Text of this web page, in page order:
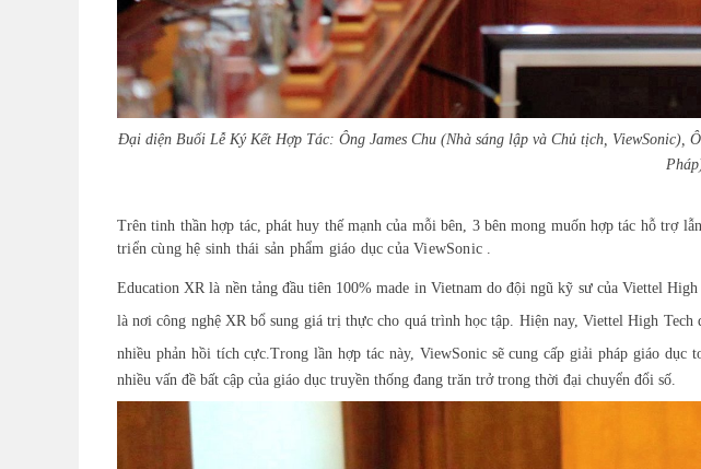
Đại diện Buổi Lễ Ký Kết Hợp Tác: Ông James Chu (Nhà sáng lập và Chủ tịch,
Trên tinh thần hợp tác, phát huy thế mạnh của mỗi bên, 3 bên mong muốn hợp tác hỗ trợ
triển cùng hệ sinh thái sản phẩm giáo dục của ViewSonic .
Education XR là nền tảng đầu tiên 100%made in Vietnam do đội ngũ kỹ sư của Viettel
là nơi công nghệ XR bổ sung giá trị thực cho quá trình học tập. Hiện nay, Viettel High
nhiều phản hồi tích cực.Trong lần hợp tác này, ViewSonic sẽ cung cấp giải pháp giáo
nhiều vấn đề bất cập của giáo dục truyền thống đang trăn trở trong thời đại chuyển đổi số.